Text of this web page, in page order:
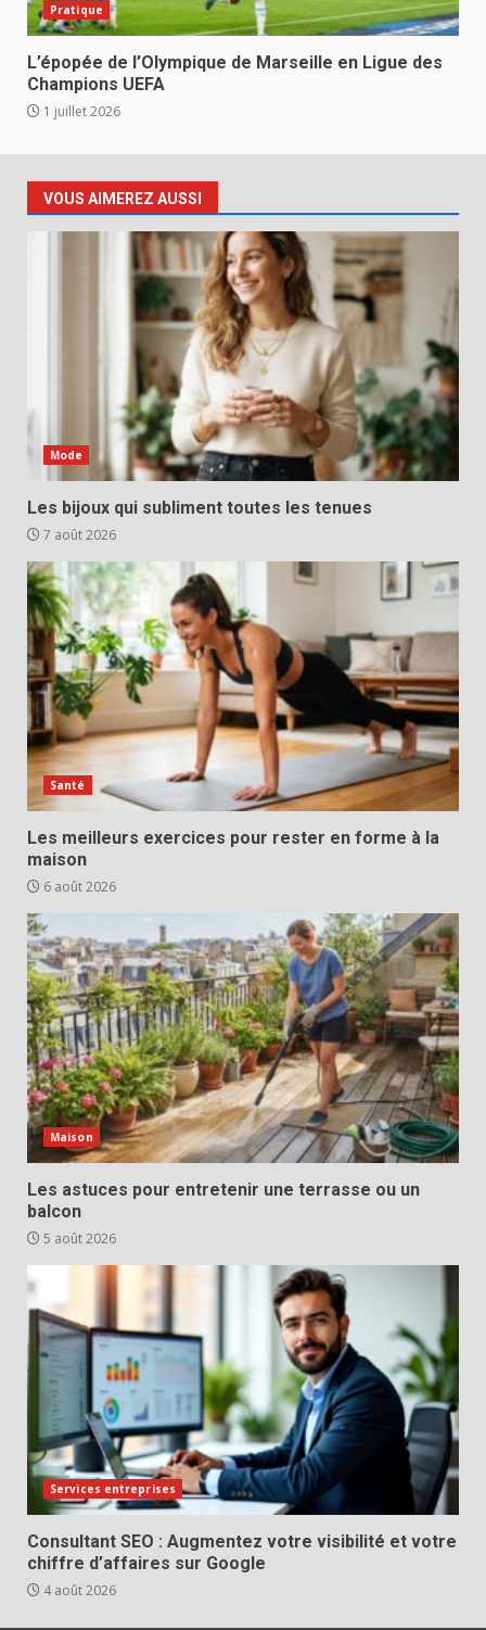
Pratique
L’épopée de l’Olympique de Marseille en Ligue des
Champions UEFA
1 juillet 2026
VOUS AIMEREZ AUSSI
Mode
Les bijoux qui subliment toutes les tenues
7 août 2026
Santé
Les meilleurs exercices pour rester en forme à la
maison
6 août 2026
Maison
Les astuces pour entretenir une terrasse ou un
balcon
5 août 2026
Services entreprises
Consultant SEO : Augmentez votre visibilité et votre
chiffre d’affaires sur Google
4 août 2026